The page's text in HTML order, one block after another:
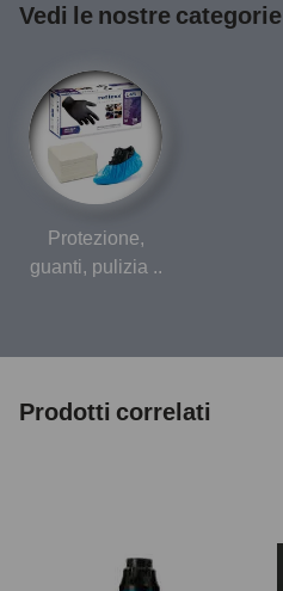
Vedi le nostre categorie
Protezione,
guanti, pulizia ..
Prodotti correlati